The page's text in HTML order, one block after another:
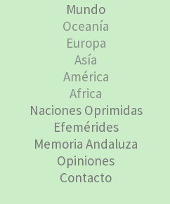
Mundo
Oceanía
Europa
Asía
América
Africa
Naciones Oprimidas
Efemérides
Memoria Andaluza
Opiniones
Contacto